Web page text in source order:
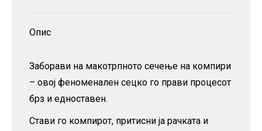
Опис
Заборави на макотрпното сечење на компири
– овој феноменален сецко го прави процесот
брз и едноставен.
Стави го компирот, притисни ја рачката и